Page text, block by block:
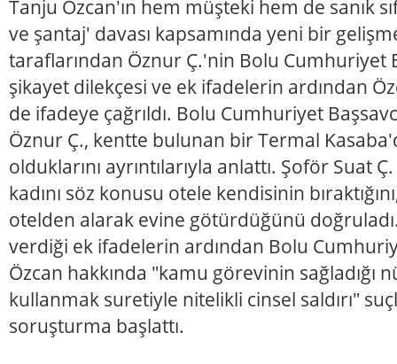
Tanju Özcan'ın hem müşteki hem de sanık
ve şantaj' davası kapsamında yeni bir
taraflarından Öznur Ç.'nin Bolu Cumhuriyet
şikayet dilekçesi ve ek ifadelerin ardından
de ifadeye çağrıldı. Bolu Cumhuriyet
Öznur Ç., kentte bulunan bir Termal
olduklarını ayrıntılarıyla anlattı. Şoför Suat
kadını söz konusu otele kendisinin
otelden alarak evine götürdüğünü doğruladı.
verdiği ek ifadelerin ardından Bolu
Özcan hakkında "kamu görevinin sağladığı
kullanmak suretiyle nitelikli cinsel saldırı"
soruşturma başlattı.